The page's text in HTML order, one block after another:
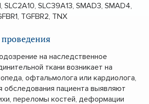
SLC2A10, SLC39A13, SMAD3, SMAD4,
TGFBR2, TNX
на наследственное
ткани возникает на
офтальмолога или кардиолога,
обследования пациента выявляют
переломы костей, деформации